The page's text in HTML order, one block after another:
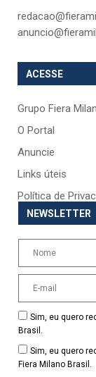
ACESSE
Grupo Fiera
O Portal
Anuncie
Links úteis
Política de
NEWSLETTER
Sim, eu quero
Brasil.
Sim, eu quero
Fiera Milano Brasil.